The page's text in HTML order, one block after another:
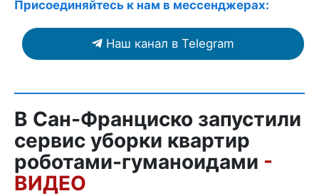
Присоединяйтесь к нам в мессенджерах:
Наш канал в Telegram
В Сан-Франциско запустили
сервис уборки квартир
роботами-гуманоидами -
ВИДЕО